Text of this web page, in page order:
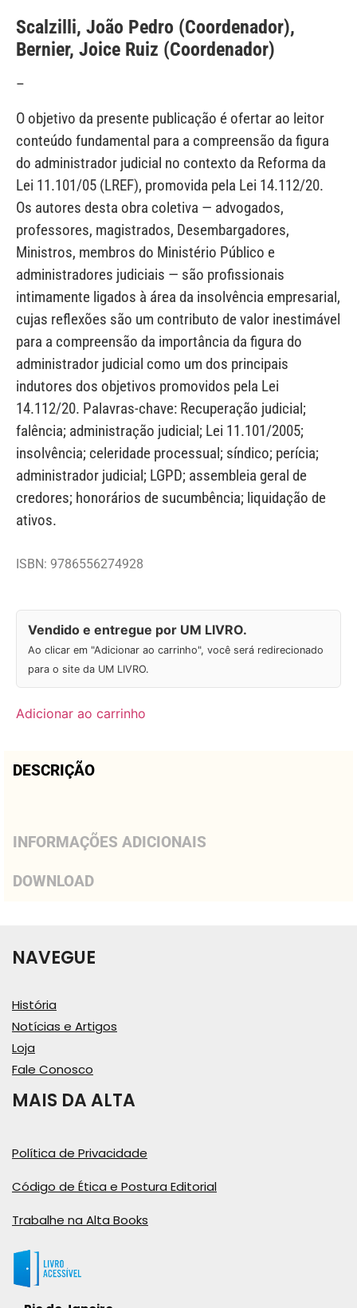
Scalzilli, João Pedro (Coordenador),
Bernier, Joice Ruiz (Coordenador)
–
O objetivo da presente publicação é ofertar ao leitor
conteúdo fundamental para a compreensão da figura
do administrador judicial no contexto da Reforma da
Lei 11.101/05 (LREF), promovida pela Lei 14.112/20.
Os autores desta obra coletiva — advogados,
professores, magistrados, Desembargadores,
Ministros, membros do Ministério Público e
administradores judiciais — são profissionais
intimamente ligados à área da insolvência empresarial,
cujas reflexões são um contributo de valor inestimável
para a compreensão da importância da figura do
administrador judicial como um dos principais
indutores dos objetivos promovidos pela Lei
14.112/20. Palavras-chave: Recuperação judicial;
falência; administração judicial; Lei 11.101/2005;
insolvência; celeridade processual; síndico; perícia;
administrador judicial; LGPD; assembleia geral de
credores; honorários de sucumbência; liquidação de
ativos.
ISBN: 9786556274928
Vendido e entregue por UM LIVRO.
Ao clicar em "Adicionar ao carrinho", você será redirecionado
para o site da UM LIVRO.
Adicionar ao carrinho
DESCRIÇÃO
INFORMAÇÕES ADICIONAIS
DOWNLOAD
NAVEGUE
História
Notícias e Artigos
Loja
Fale Conosco
MAIS DA ALTA
Política de Privacidade
Código de Ética e Postura Editorial
Trabalhe na Alta Books